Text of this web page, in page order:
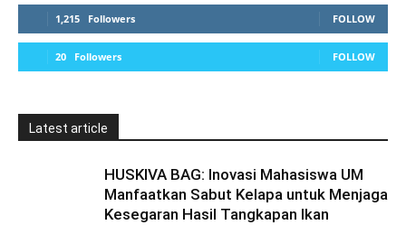
1,215 Followers FOLLOW
20 Followers FOLLOW
Latest article
HUSKIVA BAG: Inovasi Mahasiswa UM
Manfaatkan Sabut Kelapa untuk Menjaga
Kesegaran Hasil Tangkapan Ikan